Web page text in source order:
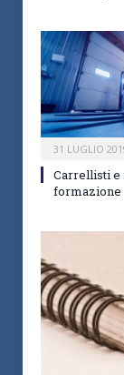
31 LUGLIO
Carrellisti e
formazione